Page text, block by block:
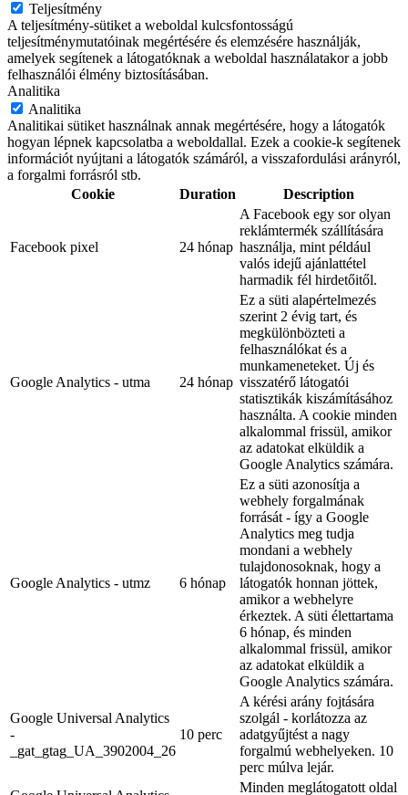
Teljesítmény
A teljesítmény-sütiket a weboldal kulcsfontosságú
teljesítménymutatóinak megértésére és elemzésére használják,
amelyek segítenek a látogatóknak a weboldal használatakor a jobb
felhasználói élmény biztosításában.
Analitika
Analitika
Analitikai sütiket használnak annak megértésére, hogy a látogatók
hogyan lépnek kapcsolatba a weboldallal. Ezek a cookie-k segítenek
információt nyújtani a látogatók számáról, a visszafordulási arányról,
a forgalmi forrásról stb.
Cookie
Duration Description
Facebook pixel 24 hónap
A Facebook egy sor olyan
reklámtermék szállítására
használja, mint például
valós idejű ajánlattétel
harmadik fél hirdetőitől.
Google Analytics - utma 24 hónap
Ez a süti alapértelmezés
szerint 2 évig tart, és
megkülönbözteti a
felhasználókat és a
munkameneteket. Új és
visszatérő látogatói
statisztikák kiszámításához
használta. A cookie minden
alkalommal frissül, amikor
az adatokat elküldik a
Google Analytics számára.
Google Analytics - utmz 6 hónap
Ez a süti azonosítja a
webhely forgalmának
forrását - így a Google
Analytics meg tudja
mondani a webhely
tulajdonosoknak, hogy a
látogatók honnan jöttek,
amikor a webhelyre
érkeztek. A süti élettartama
6 hónap, és minden
alkalommal frissül, amikor
az adatokat elküldik a
Google Analytics számára.
Google Universal Analytics
-
_gat_gtag_UA_3902004_26
10 perc
A kérési arány fojtására
szolgál - korlátozza az
adatgyűjtést a nagy
forgalmú webhelyeken. 10
perc múlva lejár.
Minden meglátogatott oldal